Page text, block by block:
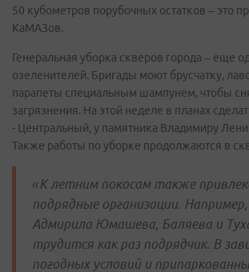
50 кубометров порубочных остатков – это
КаМАЗов.
Генеральная уборка скверов города – еще
озеленителей. Бригады моют брусчатку,
парапеты специальным шампунем, чтобы
загрязнения. На этой неделе в планах
- Центральный, у памятника Владимиру
Также работы по уборке продолжаются в
«К летним покосам также
подрядные организации.
Адмирила Юмашева, Баляева и
трудится как раз подрядчик. В
погодных условий и